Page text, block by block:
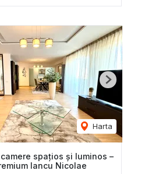
Harta
Next
spațios și luminos –
Iancu Nicolae